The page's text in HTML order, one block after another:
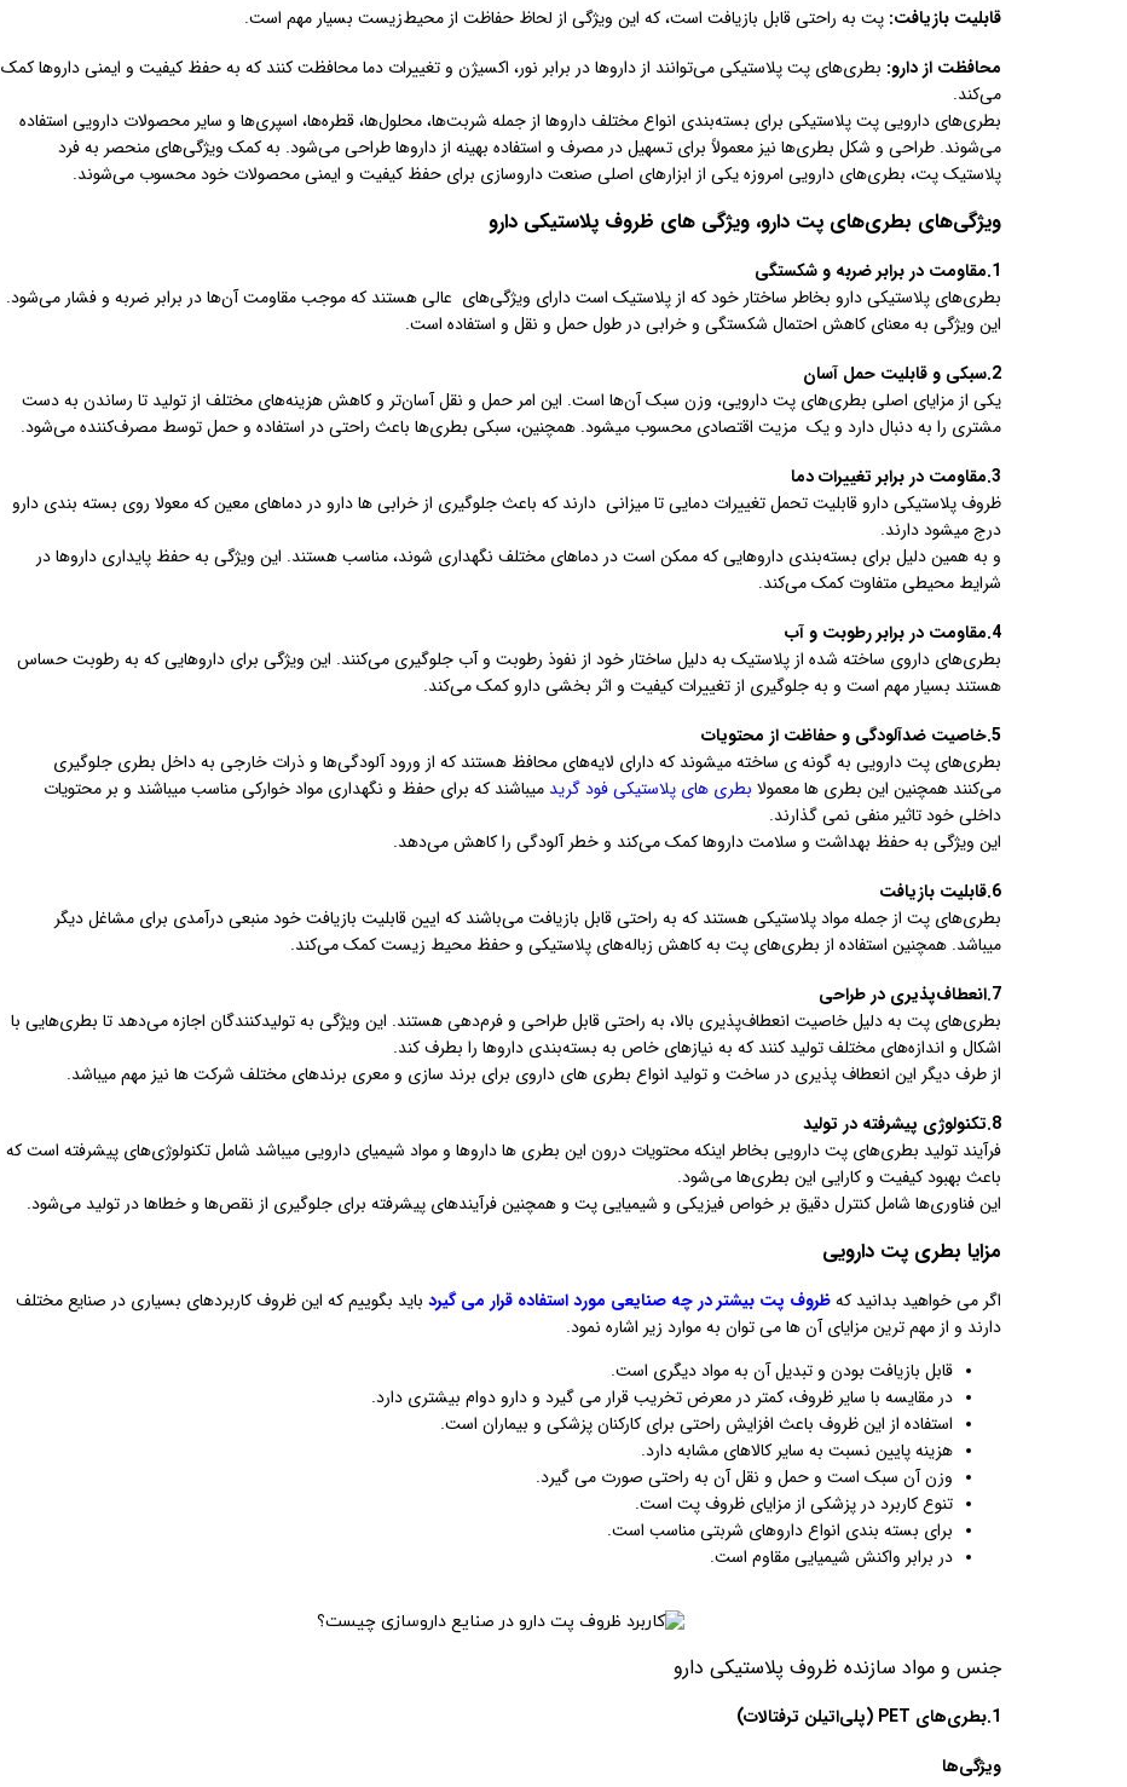
قابلیت بازیافت: پت به راحتی قابل بازیافت است، که این ویژگی از لحاظ حفاظت از محیط‌زیست بسیار مهم است.
محافظت از دارو: بطری‌های پت پلاستیکی می‌توانند از داروها در برابر نور، اکسیژن و تغییرات دما محافظت کنند که به حفظ کیفیت و ایمنی داروها کمک
می‌کند.
بطری‌های دارویی پت پلاستیکی برای بسته‌بندی انواع مختلف داروها از جمله شربت‌ها، محلول‌ها، قطره‌ها، اسپری‌ها و سایر محصولات دارویی استفاده
می‌شوند. طراحی و شکل بطری‌ها نیز معمولاً برای تسهیل در مصرف و استفاده بهینه از داروها طراحی می‌شود. به کمک ویژگی‌های منحصر به فرد
پلاستیک پت، بطری‌های دارویی امروزه یکی از ابزارهای اصلی صنعت داروسازی برای حفظ کیفیت و ایمنی محصولات خود محسوب می‌شوند.
ویژگی‌های بطری‌های پت دارو، ویژگی های ظروف پلاستیکی دارو
1.مقاومت در برابر ضربه و شکستگی
بطری‌های پلاستیکی دارو بخاطر ساختار خود که از پلاستیک است دارای ویژگی‌های عالی هستند که موجب مقاومت آن‌ها در برابر ضربه و فشار می‌شود.
این ویژگی به معنای کاهش احتمال شکستگی و خرابی در طول حمل و نقل و استفاده است.
2.سبکی و قابلیت حمل آسان
یکی از مزایای اصلی بطری‌های پت دارویی، وزن سبک آن‌ها است. این امر حمل و نقل آسان‌تر و کاهش هزینه‌های مختلف از تولید تا رساندن به دست
مشتری را به دنبال دارد و یک مزیت اقتصادی محسوب میشود. همچنین، سبکی بطری‌ها باعث راحتی در استفاده و حمل توسط مصرف‌کننده می‌شود.
3.مقاومت در برابر تغییرات دما
ظروف پلاستیکی دارو قابلیت تحمل تغییرات دمایی تا میزانی دارند که باعث جلوگیری از خرابی ها دارو در دماهای معین که معولا روی بسته بندی دارو
درج میشود دارند.
و به همین دلیل برای بسته‌بندی داروهایی که ممکن است در دماهای مختلف نگهداری شوند، مناسب هستند. این ویژگی به حفظ پایداری داروها در
شرایط محیطی متفاوت کمک می‌کند.
4.مقاومت در برابر رطوبت و آب
بطری‌های داروی ساخته شده از پلاستیک به دلیل ساختار خود از نفوذ رطوبت و آب جلوگیری می‌کنند. این ویژگی برای داروهایی که به رطوبت حساس
هستند بسیار مهم است و به جلوگیری از تغییرات کیفیت و اثر بخشی دارو کمک می‌کند.
5.خاصیت ضدآلودگی و حفاظت از محتویات
بطری‌های پت دارویی به گونه ی ساخته میشوند که دارای لایه‌های محافظ هستند که از ورود آلودگی‌ها و ذرات خارجی به داخل بطری جلوگیری
می‌کنند همچنین این بطری ها معمولا بطری های پلاستیکی فود گرید میباشند که برای حفظ و نگهداری مواد خوارکی مناسب میباشند و بر محتویات
داخلی خود تاثیر منفی نمی گذارند.
این ویژگی به حفظ بهداشت و سلامت داروها کمک می‌کند و خطر آلودگی را کاهش می‌دهد.
6.قابلیت بازیافت
بطری‌های پت از جمله مواد پلاستیکی هستند که به راحتی قابل بازیافت می‌باشند که ایین قابلیت بازیافت خود منبعی درآمدی برای مشاغل دیگر
میباشد. همچنین استفاده از بطری‌های پت به کاهش زباله‌های پلاستیکی و حفظ محیط زیست کمک می‌کند.
7.انعطاف‌پذیری در طراحی
بطری‌های پت به دلیل خاصیت انعطاف‌پذیری بالا، به راحتی قابل طراحی و فرم‌دهی هستند. این ویژگی به تولیدکنندگان اجازه می‌دهد تا بطری‌هایی با
اشکال و اندازه‌های مختلف تولید کنند که به نیازهای خاص به بسته‌بندی داروها را بطرف کند.
از طرف دیگر این انعطاف پذیری در ساخت و تولید انواع بطری های داروی برای برند سازی و معری برندهای مختلف شرکت ها نیز مهم میباشد.
8.تکنولوژی پیشرفته در تولید
فرآیند تولید بطری‌های پت دارویی بخاطر اینکه محتویات درون این بطری ها داروها و مواد شیمیای دارویی میباشد شامل تکنولوژی‌های پیشرفته است که
باعث بهبود کیفیت و کارایی این بطری‌ها می‌شود.
این فناوری‌ها شامل کنترل دقیق بر خواص فیزیکی و شیمیایی پت و همچنین فرآیندهای پیشرفته برای جلوگیری از نقص‌ها و خطاها در تولید می‌شود.
مزایا بطر‌ی پت دارویی
اگر می خواهید بدانید کهظروف پت بیشتر در چه صنایعی مورد استفاده قرار می گیرد باید بگوییم که این ظروف کاربردهای بسیاری در صنایع مختلف
دارند و از مهم ترین مزایای آن ها می توان به موارد زیر اشاره نمود.
قابل بازیافت بودن و تبدیل آن به مواد دیگری است.
در مقایسه با سایر ظروف، کمتر در معرض تخریب قرار می گیرد و دارو دوام بیشتری دارد.
استفاده از این ظروف باعث افزایش راحتی برای کارکنان پزشکی و بیماران است.
هزینه پایین نسبت به سایر کالاهای مشابه دارد.
وزن آن سبک است و حمل و نقل آن به راحتی صورت می گیرد.
تنوع کاربرد در پزشکی از مزایای ظروف پت است.
برای بسته بندی انواع داروهای شربتی مناسب است.
در برابر واکنش شیمیایی مقاوم است.
جنس و مواد سازنده ظروف پلاستیکی دارو
1.بطری‌های PET (پلی‌اتیلن ترفتالات)
ویژگی‌ها